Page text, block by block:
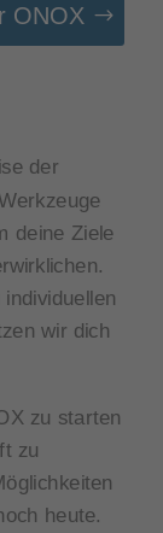
ONOX
der
deine Ziele
wir dich
zu starten
zu
heute.